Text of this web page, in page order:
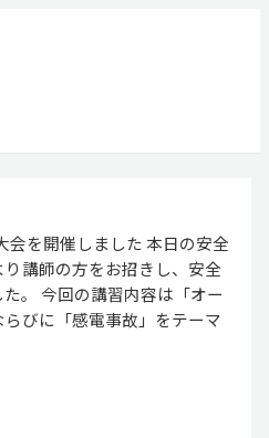
会を開催しました 本日の安全
講師の方をお招きし、安全
。 今回の講習内容は「オー
びに「感電事故」をテーマ